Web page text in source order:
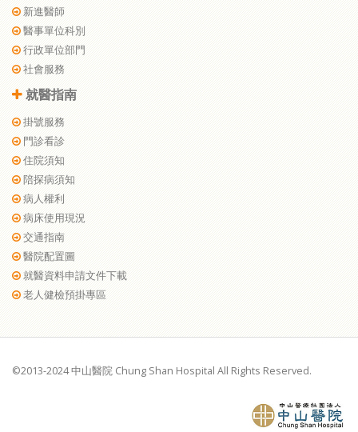
新進醫師
醫事單位科別
行政單位部門
社會服務
就醫指南
掛號服務
門診看診
住院須知
陪探病須知
病人權利
病床使用現況
交通指南
醫院配置圖
就醫資料申請文件下載
老人健檢預掛專區
©2013-2024 中山醫院 Chung Shan Hospital All Rights Reserved.